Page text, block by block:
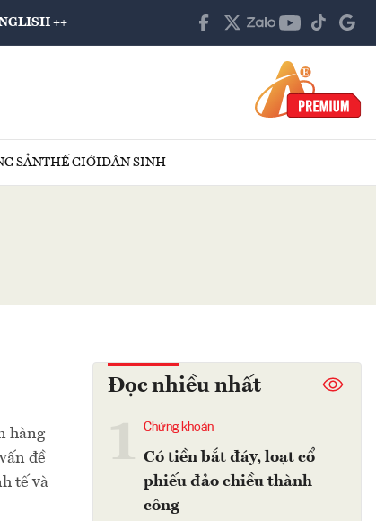
++
SẢNTHẾ GIỚIDÂN SINH
hàng
đề
tế và
Đọc nhiều nhất
Chứng khoán
Có tiền bắt đáy, loạt cổ
phiếu đảo chiều thành
công